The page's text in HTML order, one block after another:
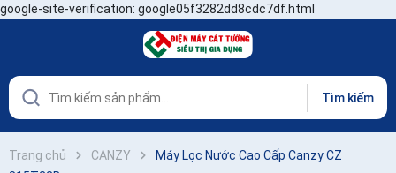
google-site-verification: google05f3282dd8cdc7df.html
Tìm kiếm
Trang chủ CANZY
Máy Lọc Nước Cao Cấp Canzy CZ